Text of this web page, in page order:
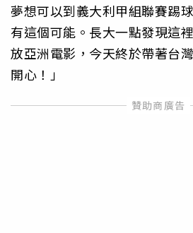
夢想可以到義大利甲組聯賽踢
有這個可能。長大一點發現這
放亞洲電影，今天終於帶著台
開心！」